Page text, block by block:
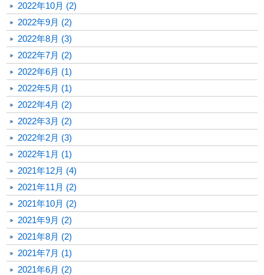
2022年10月 (2)
2022年9月 (2)
2022年8月 (3)
2022年7月 (2)
2022年6月 (1)
2022年5月 (1)
2022年4月 (2)
2022年3月 (2)
2022年2月 (3)
2022年1月 (1)
2021年12月 (4)
2021年11月 (2)
2021年10月 (2)
2021年9月 (2)
2021年8月 (2)
2021年7月 (1)
2021年6月 (2)